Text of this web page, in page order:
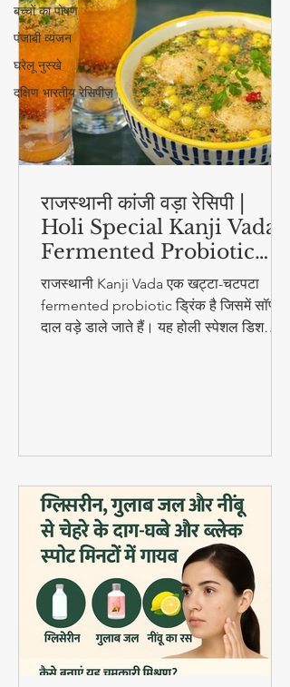
बच्चों का पोषण
पंजाबी व्यंजन
घरेलू नुस्खे
दक्षिण भारतीय रेसिपीज़
राजस्थानी कांजी वड़ा रेसिपी |
Holi Special Kanji Vada |
Fermented Probiotic
Drink
राजस्थानी Kanji Vada एक खट्टा-चटपटा